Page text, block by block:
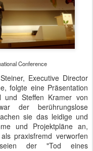
Conference
Executive Director
folgte eine Präsentation
und Steffen Kramer von
der berührungslose
sie das leidige und
und Projektpläne an,
praxisfremd verworfen
der "Tod eines